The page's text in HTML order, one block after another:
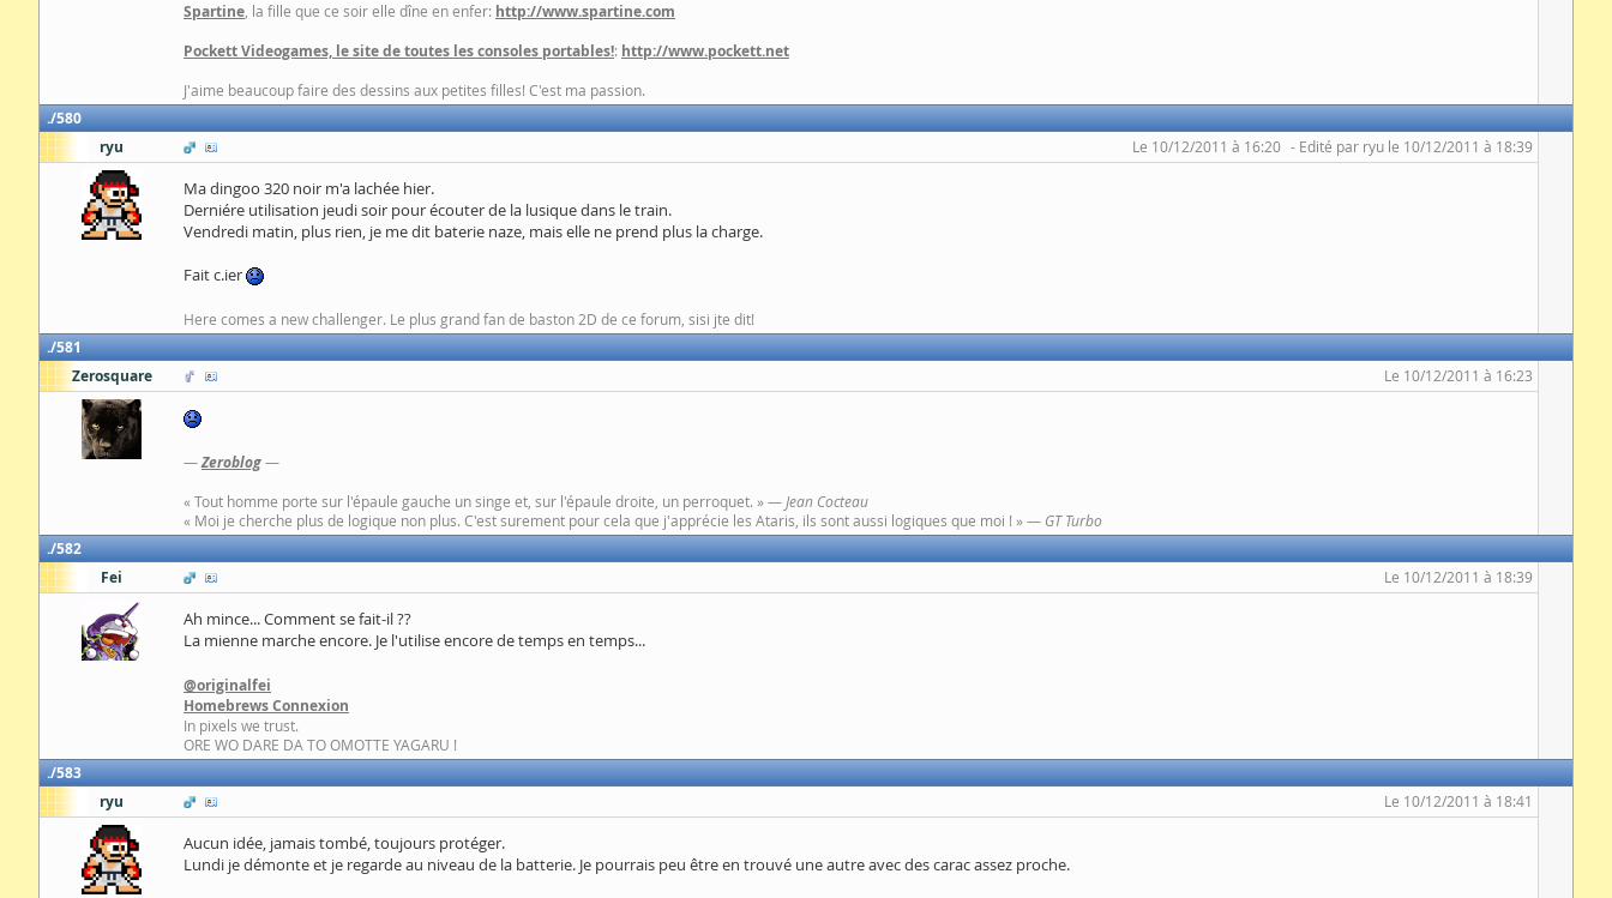
Spartine, la fille que ce soir elle dîne en enfer: http://www.spartine.com
Pockett Videogames, le site de toutes les consoles portables!: http://www.pockett.net
J'aime beaucoup faire des dessins aux petites filles! C'est ma passion.
580
ryu
Le 10/12/2011 à 16:20 Edité par ryu le 10/12/2011 à 18:39
Ma dingoo 320 noir m'a lachée hier.
Derniére utilisation jeudi soir pour écouter de la lusique dans le train.
Vendredi matin, plus rien, je me dit baterie naze, mais elle ne prend plus la charge.
Fait c.ier
Here comes a new challenger. Le plus grand fan de baston 2D de ce forum, sisi jte dit!
581
Zerosquare
Le 10/12/2011 à 16:23
—Zeroblog—
« Tout homme porte sur l'épaule gauche un singe et, sur l'épaule droite, un perroquet. » —Jean Cocteau
« Moi je cherche plus de logique non plus. C'est surement pour cela que j'apprécie les Ataris, ils sont aussi logiques que moi ! » — GT Turbo
582
Fei
Le 10/12/2011 à 18:39
Ah mince... Comment se fait-il ??
La mienne marche encore. Je l'utilise encore de temps en temps...
@originalfei
Homebrews Connexion
In pixels we trust.
ORE WO DARE DA TO OMOTTE YAGARU !
583
ryu
Le 10/12/2011 à 18:41
Aucun idée, jamais tombé, toujours protéger.
Lundi je démonte et je regarde au niveau de la batterie. Je pourrais peu être en trouvé une autre avec des carac assez proche.